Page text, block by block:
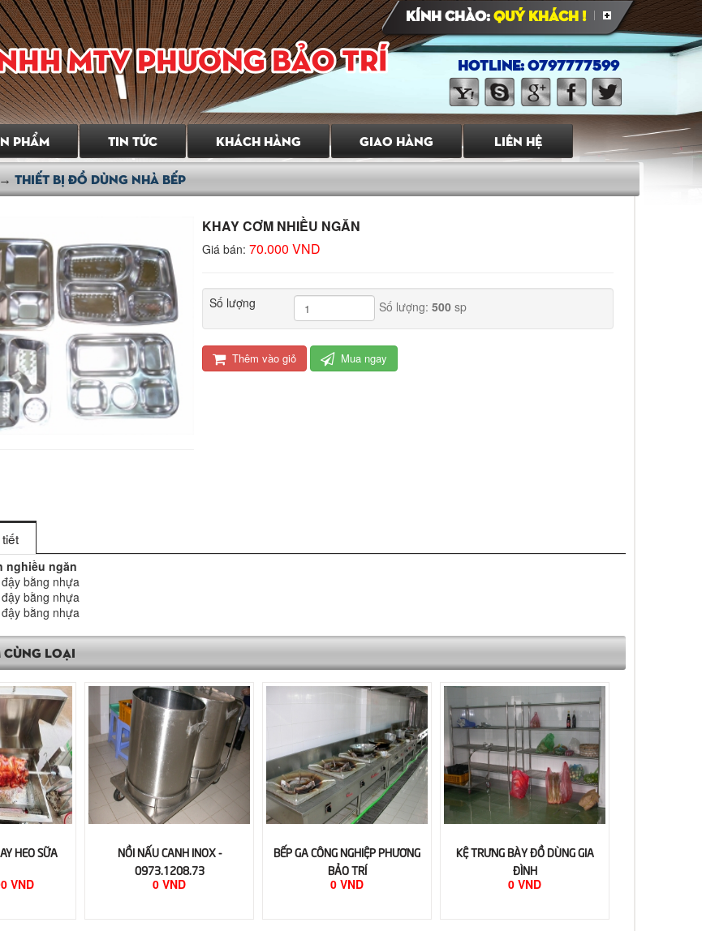
Chúng tôi sẽ là lựa chọn tốt nhất của Quý Khách hàng khi
kế và sản xuất. Sự hài lòng của Quý Khách hàng là mục
sản phẩm với chất lượng tốt nhất, sẵn sàng tư vấn cho
và giá cả hợp lí. Công ty TNHH MTV Phương Bảo Trí với
mạnh về các mặt hàng cơ khí, thiết bị dân dụng và công
Kính chào:Quý Khách !
HOTLINE: 0797777599
PHẨM TIN TỨC KHÁCH HÀNG GIAO HÀNG LIÊN HỆ
THIẾT BỊ ĐỒ DÙNG NHÀ BẾP
KHAY CƠM NHIỀU NGĂN
Giá bán:70.000 VND
Số lượng Số lượng:500 sp
Thêm vào giỏ Mua ngay
nghiều ngăn
bằng nhựa
bằng nhựa
bằng nhựa
CÙNG LOẠI
HEO SỮA
VND
NỒI NẤU CANH INOX -
0973.1208.73
0 VND
BẾP GA CÔNG NGHIỆP PHƯƠNG
BẢO TRÍ
0 VND
KỆ TRƯNG BÀY ĐỒ DÙNG GIA
ĐÌNH
0 VND